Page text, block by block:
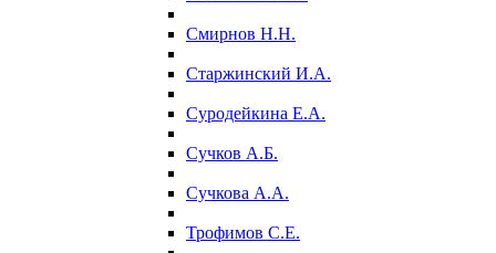
Смирнов Н.Н.
Старжинский И.А.
Суродейкина Е.А.
Сучков А.Б.
Сучкова А.А.
Трофимов С.Е.